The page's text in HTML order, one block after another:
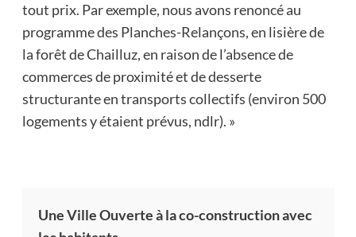
tout prix. Par exemple, nous avons renoncé au
programme des Planches-Relançons, en lisière de
la forêt de Chailluz, en raison de l’absence de
commerces de proximité et de desserte
structurante en transports collectifs (environ 500
logements y étaient prévus, ndlr). »
Une Ville Ouverte à la co-construction avec